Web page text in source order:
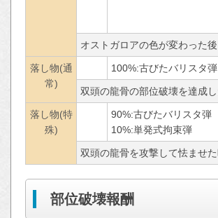
オストガロアの色が変わった
落し物(通
常)
100%:古びたバリスタ弾
双頭の龍骨の部位破壊を達成
落し物(特
殊)
90%:古びたバリスタ弾
10%:単発式拘束弾
双頭の龍骨を攻撃して怯ませ
部位破壊報酬